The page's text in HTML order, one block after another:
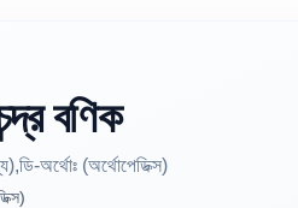
বণিক
অর্থোঃ (অর্থোপেডিক্স)